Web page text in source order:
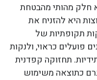
חלק מהותי מהבטחת
היא להזניח את
תקופתיות של
פועלים כראוי, ולנקות
תחזוקה קפדנית
כתוצאה משימוש